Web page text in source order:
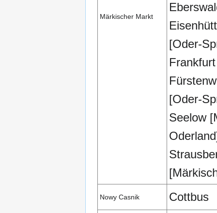
Märkischer Markt
[Oder-
[Oder-
Seelow
Nowy Casnik Cottbus